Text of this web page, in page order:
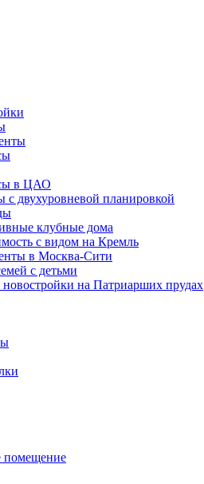
в ЦАО
с двухуровневой планировкой
клубные дома
с видом на Кремль
в Москва-Сити
с детьми
на Патриарших прудах
помещение